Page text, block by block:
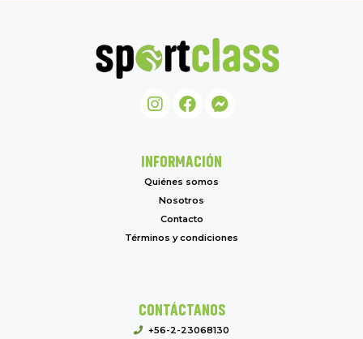
INFORMACIÓN
Quiénes somos
Nosotros
Contacto
Términos y condiciones
CONTÁCTANOS
+56-2-23068130